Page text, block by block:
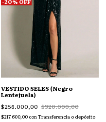
VESTIDO SELES (Negro
Lentejuela)
$256.000,00 $320.000,00
$217.600,00 con Transferencia o depósito